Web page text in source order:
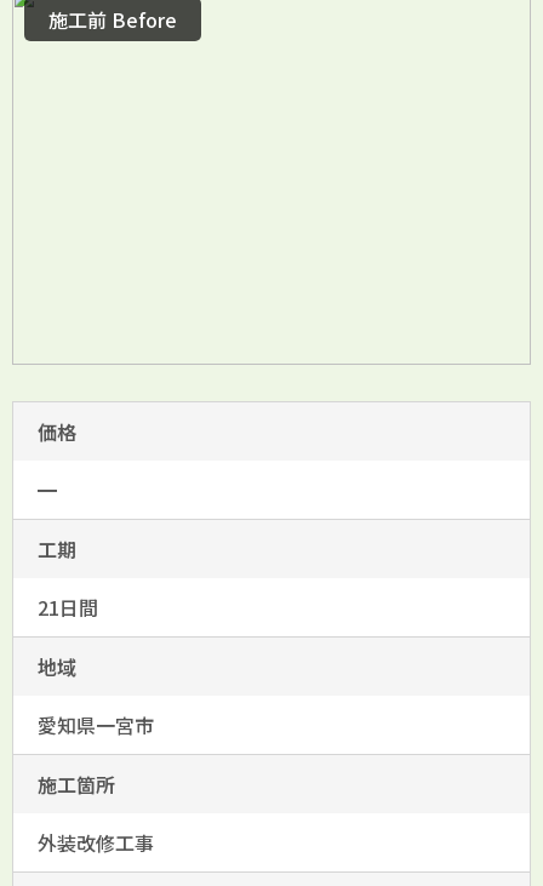
施工前 Before
価格
━
工期
21日間
地域
愛知県一宮市
施工箇所
外装改修工事